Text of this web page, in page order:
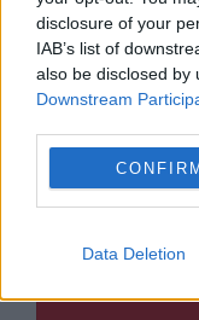
disclosure of your
IAB’s list of
also be disclosed by
Downstream
Data Deletion
FCSB -